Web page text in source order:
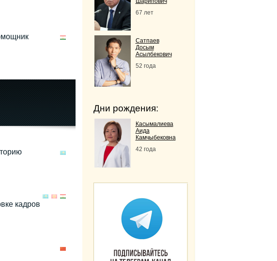
кадров
67 лет
Сатпаев
Досым
Асылбекович
52 года
Дни рождения:
Касымалиева
Аида
Камчыбековна
42 года